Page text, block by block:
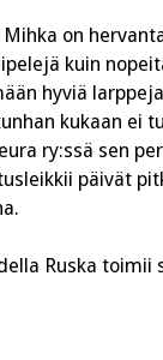
Mihka on
kuin
hyviä
kukaan ei
ry:ssä sen
päivät
Ruska toimii